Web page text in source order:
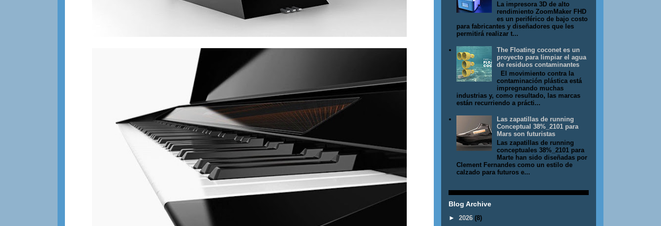
La impresora 3D de alto
rendimiento ZoomMaker FHD
es un periférico de bajo costo
para fabricantes y diseñadores que les
permitirá realizar t...
The Floating coconet es un
proyecto para limpiar el agua
de residuos contaminantes
El movimiento contra la
contaminación plástica está
impregnando muchas
industrias y, como resultado, las marcas
están recurriendo a prácti...
Las zapatillas de running
Conceptual 38%_2101 para
Mars son futuristas
Las zapatillas de running
conceptuales 38%_2101 para
Marte han sido diseñadas por
Clement Fernandes como un estilo de
calzado para futuros e...
Blog Archive
► 2026 (8)